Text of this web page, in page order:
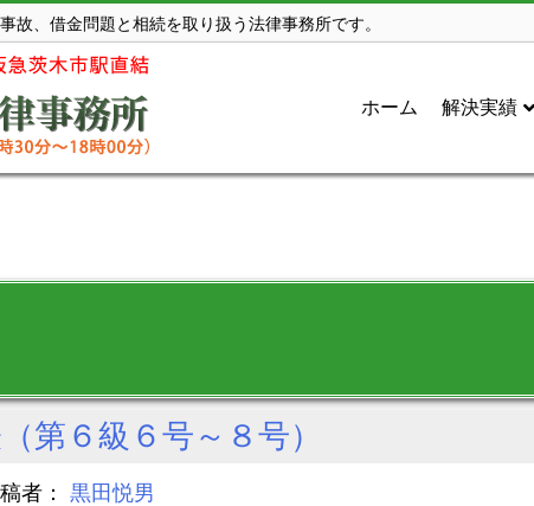
故、借金問題と相続を取り扱う法律事務所です。
ホーム 解決実績
第６級６号～８号）
者： 黒田悦男